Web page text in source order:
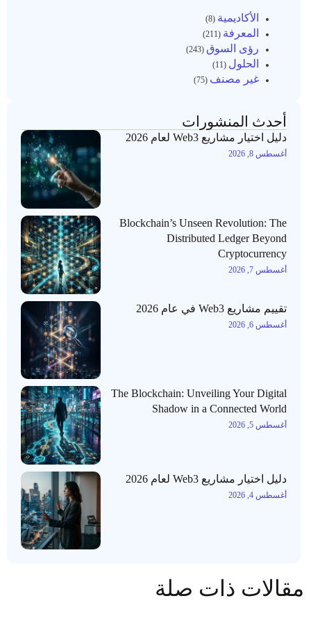
الأكاديمية(8)
المعرفة(211)
رؤى السوق (243)
الحلول (11)
غير مصنف (75)
أحدث المنشورات
دليل اختيار مشاريع Web3 لعام 2026
أغسطس 8, 2026
Blockchain’s Unseen Revolution: The
Distributed Ledger Beyond
Cryptocurrency
أغسطس 7, 2026
تقييم مشاريع Web3 في عام 2026
أغسطس 6, 2026
The Blockchain: Unveiling Your Digital
Shadow in a Connected World
أغسطس 5, 2026
دليل اختيار مشاريع Web3 لعام 2026
أغسطس 4, 2026
مقالات ذات صلة